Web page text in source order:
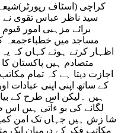
کراچی (اسٹاف
سید ناظر عباس تقوی
برائے مزہبی امور
مساجد میں خطباءجمعہ
اظہار کرتے ہوئے کہاں کہ
متصادم ہیں پاکستان
اجازت دیتا ہے کہ تمام
کے ساتھ اپنی اپنی عبادات
ہیں ۔لیکن اس طرح کے
لگانے کی بو ءآتی ہیں
شا زش ہیں جہاں تک امن
مکاتب فکر کے درمیان ایک